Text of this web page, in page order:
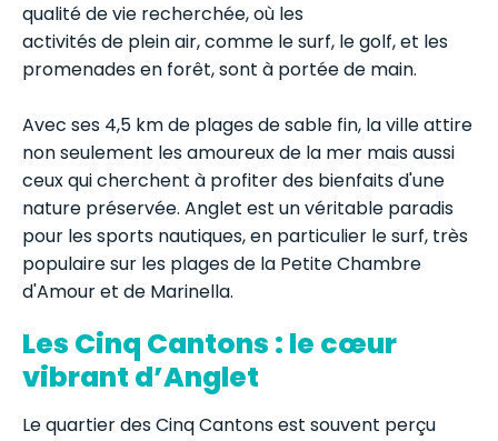
qualité de vie recherchée, où les
activités de plein air, comme le surf, le golf, et les
promenades en forêt, sont à portée de main.
Avec ses 4,5 km de plages de sable fin, la ville attire
non seulement les amoureux de la mer mais aussi
ceux qui cherchent à profiter des bienfaits d'une
nature préservée. Anglet est un véritable paradis
pour les sports nautiques, en particulier le surf, très
populaire sur les plages de la Petite Chambre
d'Amour et de Marinella.
Les Cinq Cantons : le cœur
vibrant d’Anglet
Le quartier des Cinq Cantons est souvent perçu